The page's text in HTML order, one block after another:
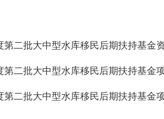
第二批大中型水库移民后期扶持基金
第二批大中型水库移民后期扶持基金
第二批大中型水库移民后期扶持基金